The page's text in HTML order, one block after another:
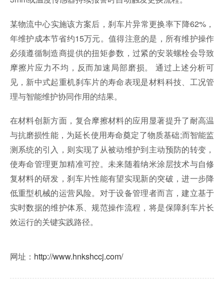
某物流中心实施该方案后，刹车片异常更换率下降62%，
年维护成本节省约15万元。值得注意的是，所有维护操作
必须遵循制造商提供的扭矩参数，过紧的安装螺栓会导致
摩擦片应力不均，反而加速局部磨损。 通过上述分析可
见，新中式起重机刹车片的寿命表现是材料科技、工况管
理与智能维护协同作用的结果。
在材料创新方面，复合摩擦材料的应用显著提升了耐高温
与抗磨损性能，为延长使用寿命奠定了物质基础;而智能监
测系统的引入，则实现了从被动维护到主动预防的转变，
使寿命管理更加精准可控。未来随着纳米涂层技术与自修
复材料的研发，刹车片性能有望实现新的突破，进一步降
低重型机械的运营风险。对于设备管理者而言，建立基于
实时数据的维护体系、规范操作流程，将是保障刹车片长
效运行的关键实践路径。
网址： http://www.hnkshccj.com/